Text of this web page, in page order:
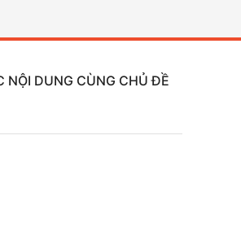
NỘI DUNG CÙNG CHỦ ĐỀ